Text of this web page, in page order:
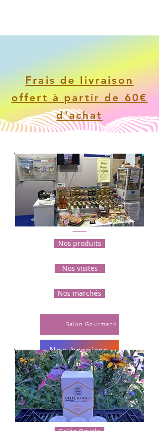
Frais de livraison
offert à partir de 60€
d'achat
Nos produits
Nos visites
Nos marchés
Salon Gourmand
Nos horaires